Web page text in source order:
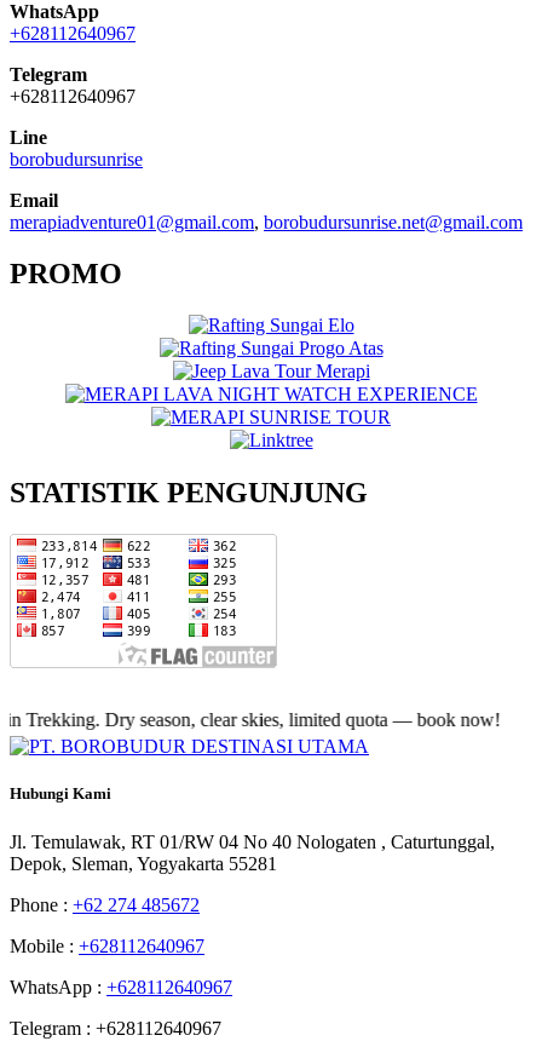
WhatsApp
+628112640967
Telegram
+628112640967
Line
borobudursunrise
Email
merapiadventure01@gmail.com, borobudursunrise.net@gmail.com
PROMO
STATISTIK PENGUNJUNG
Dry season, clear skies, limited quota — book now!
Hubungi Kami
Jl. Temulawak, RT 01/RW 04 No 40 Nologaten , Caturtunggal,
Depok, Sleman, Yogyakarta 55281
Phone : +62 274 485672
Mobile : +628112640967
WhatsApp : +628112640967
Telegram : +628112640967